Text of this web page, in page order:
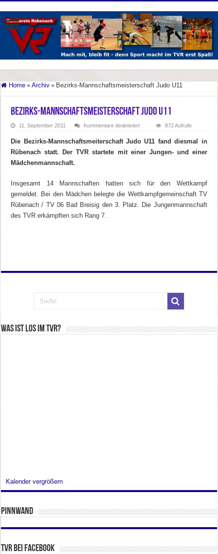
Home » Archiv » Bezirks-Mannschaftsmeisterschaft Judo U11
Bezirks-Mannschaftsmeisterschaft Judo U11
11. September 2011 Kommentare deaktiviertfür
Judo
872 Aufrufe
Die Bezirks-Mannschaftsmeiterschaft Judo U11 fand diesmal in
Rübenach statt. Der TVR startete mit einer Jungen- und einer
Mädchenmannschaft.
Insgesamt 14 Mannschaften hatten sich für den Wettkampf
gemeldet. Bei den Mädchen belegte die Wettkampfgemeinschaft TV
Rübenach / TV 06 Bad Breisig den 3. Platz. Die Jungenmannschaft
des TVR erkämpften sich Rang 7.
Was ist los im TVR?
Kalender vergrößern
Pinnwand
TVR bei facebook